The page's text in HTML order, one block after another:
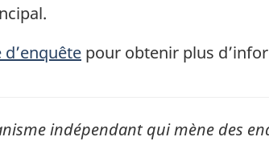
d’enquête pour obtenir plus
indépendant qui mène des